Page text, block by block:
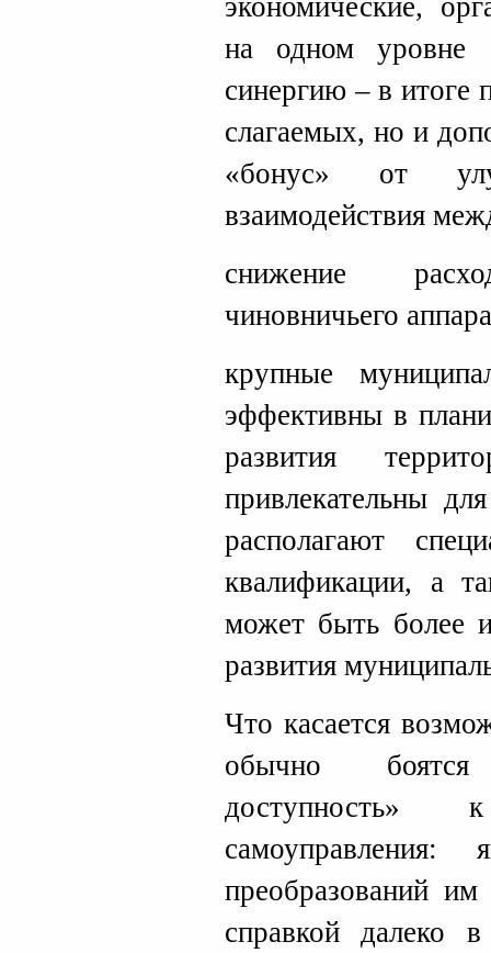
экономические,
на одном уровне
синергию – в итоге
слагаемых, но и
«бонус» от
взаимодействия
снижение
чиновничьего
крупные
эффективны в
развития
привлекательны
располагают
квалификации, а
может быть более
развития
Что касается
обычно
доступность»
преобразований
справкой далеко